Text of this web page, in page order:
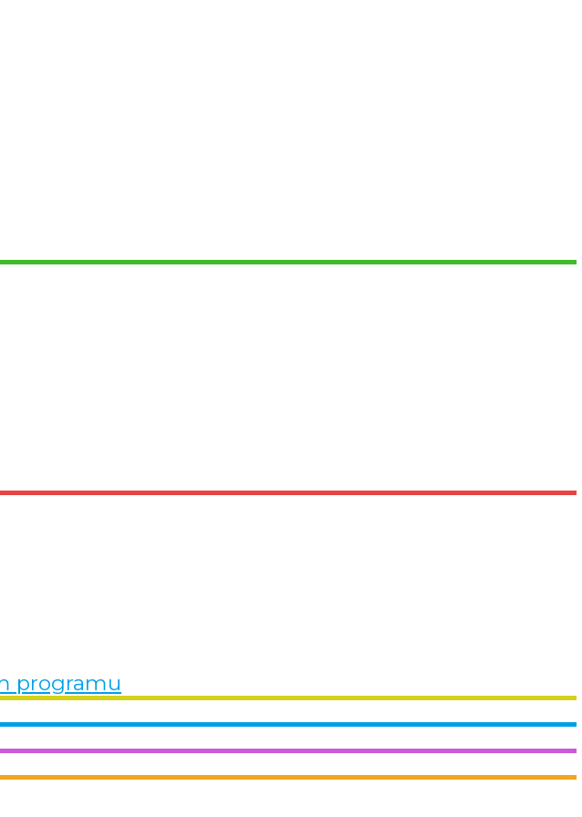
programu